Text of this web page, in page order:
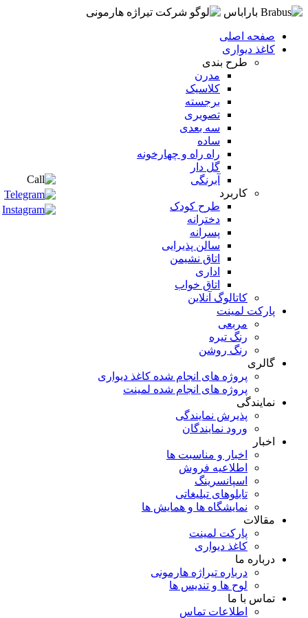
صفحه اصلی
کاغذ دیواری
طرح بندی
مدرن
کلاسیک
برجسته
تصویری
سه بعدی
ساده
راه راه و چهارخونه
گل دار
آبرنگی
کاربرد
طرح کودک
دخترانه
پسرانه
سالن پذیرایی
اتاق نشیمن
اداری
اتاق خواب
کاتالوگ آنلاین
پارکت لمینت
مربعی
رنگ تیره
رنگ روشن
گالری
پروژه های انجام شده کاغذ دیواری
پروژه های انجام شده لمینت
نمایندگی
پذیرش نمایندگی
ورود نمایندگان
اخبار
اخبار و مناسبت ها
اطلاعیه فروش
اسپانسرینگ
تابلوهای تبلیغاتی
نمایشگاه ها و همایش ها
مقالات
پارکت لمینت
کاغذ دیواری
درباره ما
درباره تیراژه هارمونی
لوح ها و تندیس ها
تماس با ما
اطلاعات تماس